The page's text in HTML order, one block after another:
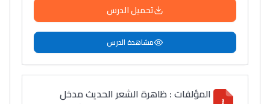
تحميل الدرس
مشاهدة الدرس
المؤلفات : ظاهرة الشعر الحديث مدخل